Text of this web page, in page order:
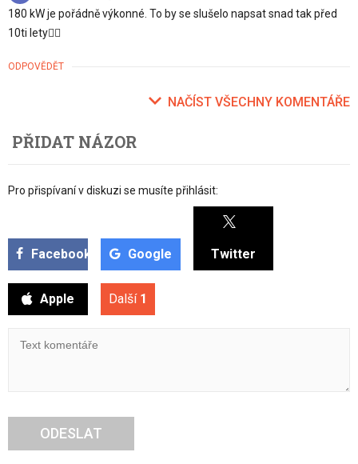
180 kW je pořádně výkonné. To by se slušelo napsat snad tak před
10ti lety🤦‍♂️
ODPOVĚDĚT
NAČÍST VŠECHNY KOMENTÁŘE
PŘIDAT NÁZOR
Pro přispívaní v diskuzi se musíte přihlásit:
Facebook Google Twitter
Apple Další 1
ODESLAT